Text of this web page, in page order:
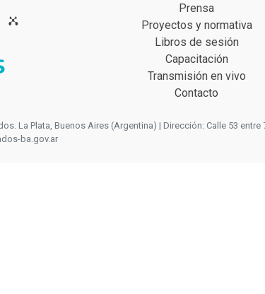

Prensa
Proyectos y normativa
Libros de sesión
Capacitación
Transmisión en vivo
Contacto
La Plata, Buenos Aires (Argentina) | Dirección: Calle 53 entre
ba.gov.ar